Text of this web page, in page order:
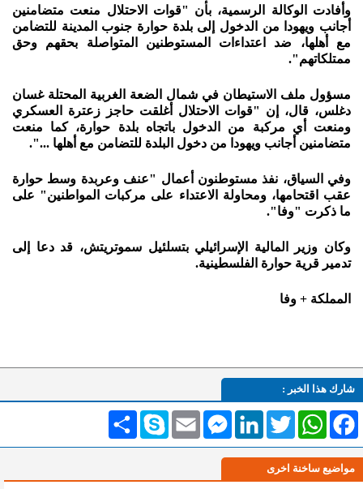
وأفادت الوكالة الرسمية، بأن "قوات الاحتلال منعت متضامنين
أجانب ويهودا من الدخول إلى بلدة حوارة جنوب المدينة للتضامن
مع أهلها، ضد اعتداءات المستوطنين المتواصلة بحقهم وحق
ممتلكاتهم".
مسؤول ملف الاستيطان في شمال الضعة الغربية المحتلة غسان
دغلس، قال، إن "قوات الاحتلال أغلقت حاجز زعترة العسكري
ومنعت أي مركبة من الدخول باتجاه بلدة حوارة، كما منعت
متضامنين أجانب ويهودا من دخول البلدة للتضامن مع أهلها ...".
وفي السياق، نفذ مستوطنون أعمال "عنف وعربدة وسط حوارة
عقب اقتحامها، ومحاولة الاعتداء على مركبات المواطنين" على
ما ذكرت "وفا".
وكان وزير المالية الإسرائيلي بتسلئيل سموتريتش، قد دعا إلى
تدمير قرية حوارة الفلسطينية.
المملكة + وفا
شارك هذا الخبر :
انشر Skype Email
MessengerLinkedInTwitterWhatsAppFacebook
مواضيع ساخنة اخرى